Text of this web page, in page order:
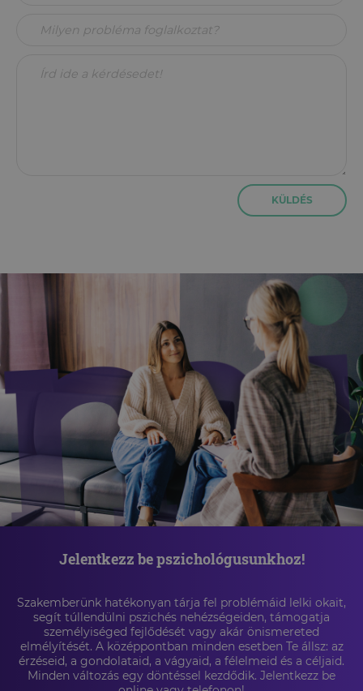
KÜLDÉS
Jelentkezz be pszichológusunkhoz!
Szakemberünk hatékonyan tárja fel problémáid lelki okait,
segít túllendülni pszichés nehézségeiden, támogatja
személyiséged fejlődését vagy akár önismereted
elmélyítését. A középpontban minden esetben Te állsz: az
érzéseid, a gondolataid, a vágyaid, a félelmeid és a céljaid.
Minden változás egy döntéssel kezdődik. Jelentkezz be